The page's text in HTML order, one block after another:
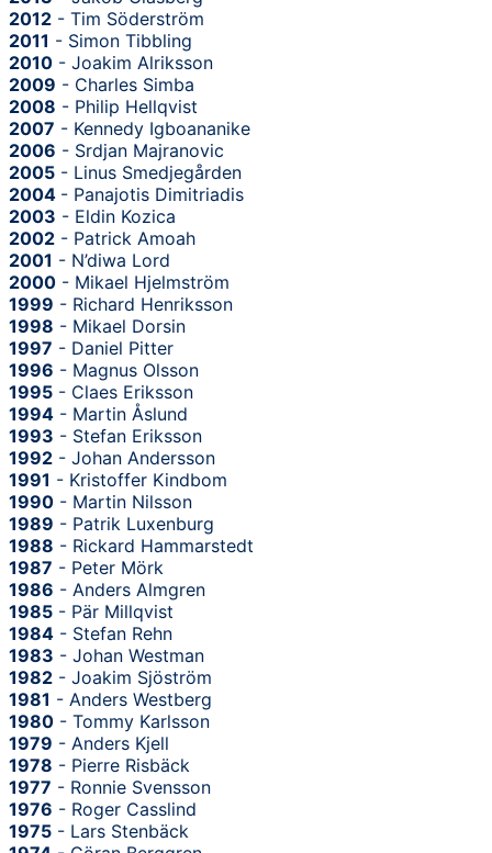
2012 - Tim Söderström
2011 - Simon Tibbling
2010 - Joakim Alriksson
2009 - Charles Simba
2008 - Philip Hellqvist
2007 - Kennedy Igboananike
2006 - Srdjan Majranovic
2005 - Linus Smedjegården
2004 - Panajotis Dimitriadis
2003 - Eldin Kozica
2002 - Patrick Amoah
2001 - N’diwa Lord
2000 - Mikael Hjelmström
1999 - Richard Henriksson
1998 - Mikael Dorsin
1997 - Daniel Pitter
1996 - Magnus Olsson
1995 - Claes Eriksson
1994 - Martin Åslund
1993 - Stefan Eriksson
1992 - Johan Andersson
1991 - Kristoffer Kindbom
1990 - Martin Nilsson
1989 - Patrik Luxenburg
1988 - Rickard Hammarstedt
1987 - Peter Mörk
1986 - Anders Almgren
1985 - Pär Millqvist
1984 - Stefan Rehn
1983 - Johan Westman
1982 - Joakim Sjöström
1981 - Anders Westberg
1980 - Tommy Karlsson
1979 - Anders Kjell
1978 - Pierre Risbäck
1977 - Ronnie Svensson
1976 - Roger Casslind
1975 - Lars Stenbäck